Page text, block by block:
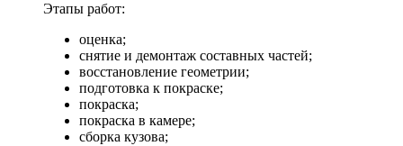
Этапы работ:
оценка;
снятие и демонтаж составных частей;
восстановление геометрии;
подготовка к покраске;
покраска;
покраска в камере;
сборка кузова;